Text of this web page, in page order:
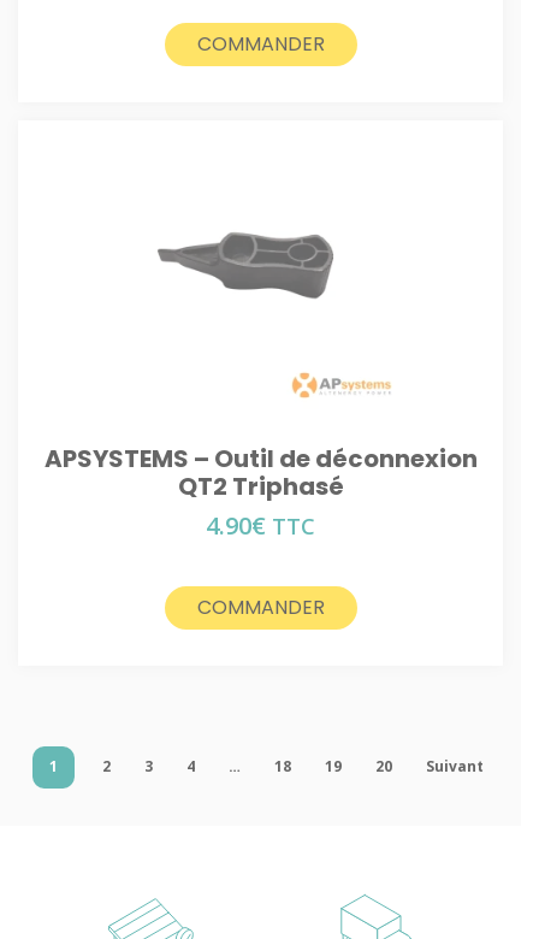
COMMANDER
APSYSTEMS – Outil de déconnexion
QT2 Triphasé
4.90€ TTC
COMMANDER
1 2 3 4 … 18 19 20 Suivant